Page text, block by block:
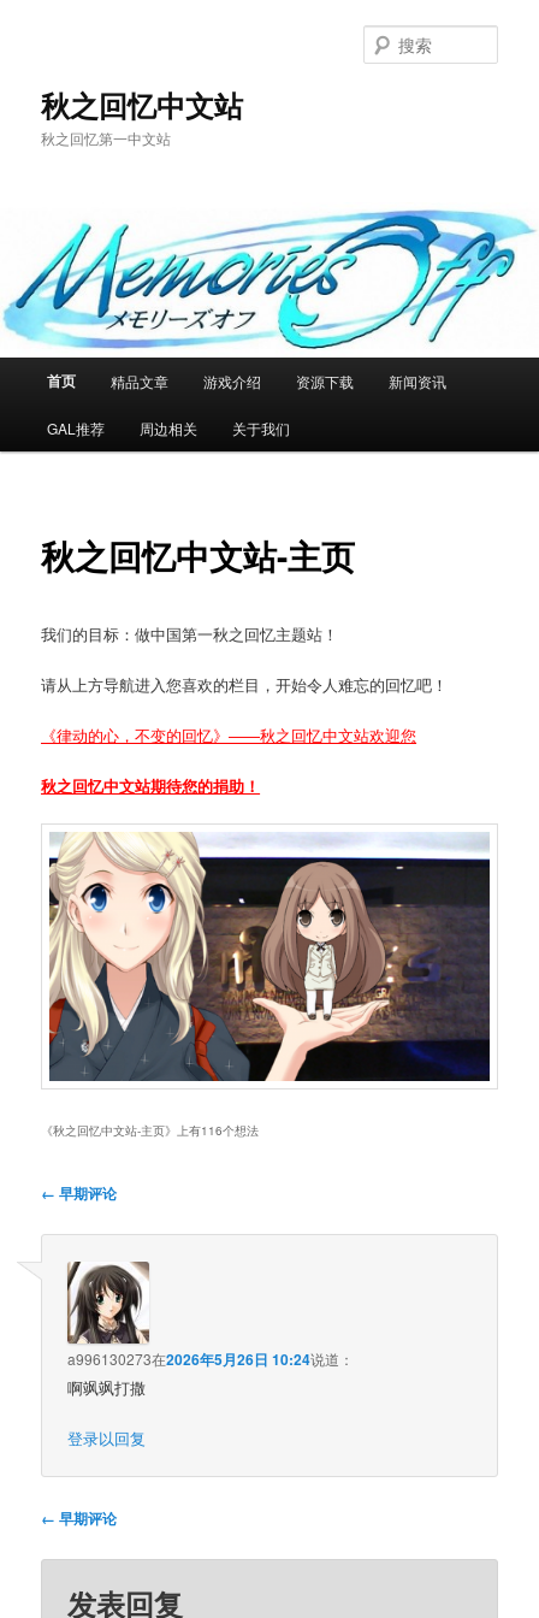
秋之回忆中文站
秋之回忆第一中文站
索
首页 精品文章 游戏介绍 资源下载 新闻资讯
GAL推荐 周边相关 关于我们
秋之回忆中文站-主页
我们的目标：做中国第一秋之回忆主题站！
请从上方导航进入您喜欢的栏目，开始令人难忘的回忆吧！
《律动的心，不变的回忆》——秋之回忆中文站欢迎您
秋之回忆中文站期待您的捐助！
《秋之回忆中文站-主页》上有116个想法
评
导
航
← 早期评论
a996130273在2026年5月26日 10:24说道：
啊飒飒打撒
登录以回复
评
导
← 早期评论
发表回复